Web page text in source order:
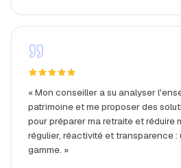
«Mon conseiller a su analyser
patrimoine et me proposer des
pour préparer ma retraite et réduire
régulier, réactivité et transparence
gamme. »